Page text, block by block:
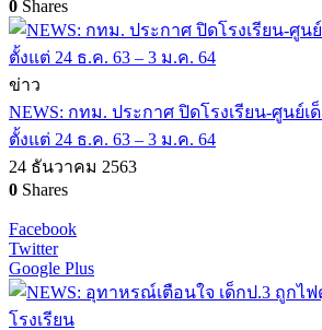
0 Shares
ข่าว
NEWS: กทม. ประกาศ ปิดโรงเรียน-ศูนย์เ
ตั้งแต่ 24 ธ.ค. 63 – 3 ม.ค. 64
24 ธันวาคม 2563
0 Shares
Facebook
Twitter
Google Plus